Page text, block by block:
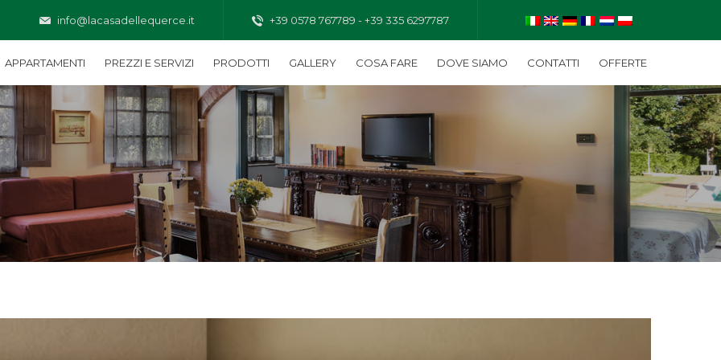
info@lacasadellequerce.it +39 0578 767789 - +39 335 6297787
APPARTAMENTI PREZZI E SERVIZI PRODOTTI GALLERY COSA FARE DOVE SIAMO CONTATTI OFFERTE